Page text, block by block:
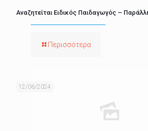
Αναζητείται Ειδικός Παιδαγωγός –
Περισσότερα
12/06/2024